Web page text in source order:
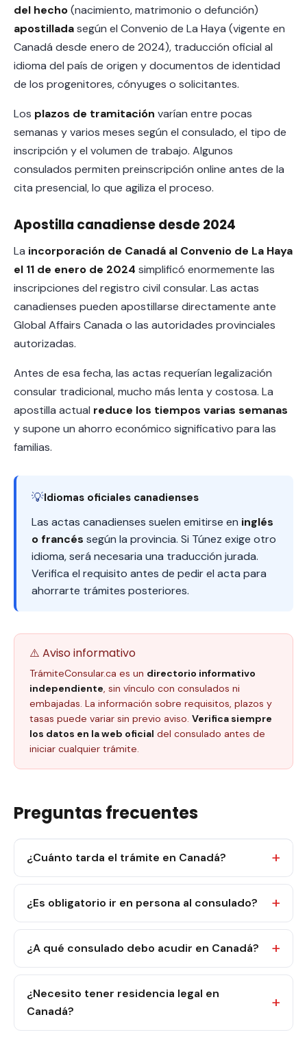
del hecho(nacimiento, matrimonio o defunción)
apostilladasegún el Convenio de La Haya (vigente en
Canadá desde enero de 2024), traducción oficial al
idioma del país de origen y documentos de identidad
de los progenitores, cónyuges o solicitantes.
Los plazos de tramitación varían entre pocas
semanas y varios meses según el consulado, el tipo de
inscripción y el volumen de trabajo. Algunos
consulados permiten preinscripción online antes de la
cita presencial, lo que agiliza el proceso.
Apostilla canadiense desde 2024
La incorporación de Canadá al Convenio de La Haya
el 11 de enero de 2024 simplificó enormemente las
inscripciones del registro civil consular. Las actas
canadienses pueden apostillarse directamente ante
Global Affairs Canada o las autoridades provinciales
autorizadas.
Antes de esa fecha, las actas requerían legalización
consular tradicional, mucho más lenta y costosa. La
apostilla actual reduce los tiempos varias semanas
y supone un ahorro económico significativo para las
familias.
💡Idiomas oficiales canadienses
Las actas canadienses suelen emitirse en inglés
o francés según la provincia. Si Túnez exige otro
idioma, será necesaria una traducción jurada.
Verifica el requisito antes de pedir el acta para
ahorrarte trámites posteriores.
⚠️ Aviso informativo
TrámiteConsular.ca es un directorio informativo
independiente, sin vínculo con consulados ni
embajadas. La información sobre requisitos, plazos y
tasas puede variar sin previo aviso. Verifica siempre
los datos en la web oficial del consulado antes de
iniciar cualquier trámite.
Preguntas frecuentes
¿Cuánto tarda el trámite en Canadá?
¿Es obligatorio ir en persona al consulado?
¿A qué consulado debo acudir en Canadá?
¿Necesito tener residencia legal en
Canadá?